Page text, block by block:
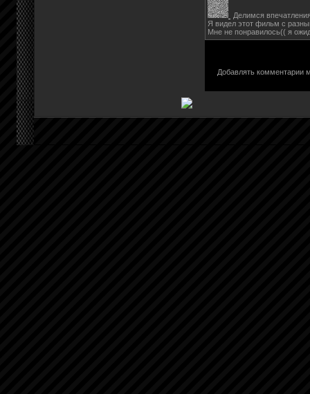
Делимся
Я видел этот фильм с
Мне не понравилось(( я
Добавлять комментарии